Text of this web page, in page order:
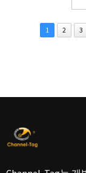
1 2 3